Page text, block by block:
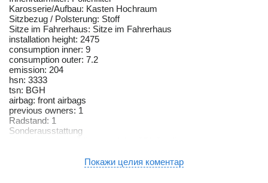
Karosserie/Aufbau: Kasten Hochraum
Sitzbezug / Polsterung: Stoff
Sitze im Fahrerhaus: Sitze im Fahrerhaus
installation height: 2475
consumption inner: 9
consumption outer: 7.2
emission: 204
hsn: 3333
tsn: BGH
airbag: front airbags
previous owners: 1
Radstand: 1
Sonderausstattung
Weitere AusstattungПокажи целия коментар